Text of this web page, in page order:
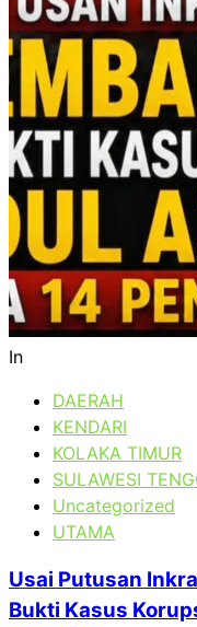
In
DAERAH
KENDARI
KOLAKA TIMUR
SULAWESI
Uncategorized
UTAMA
Usai Putusan
Bukti Kasus